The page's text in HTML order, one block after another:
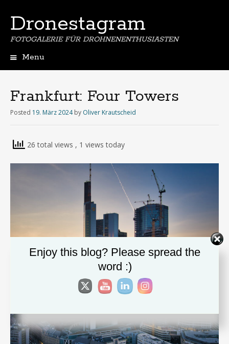
Dronestagram
FOTOGALERIE FÜR DROHNENENTHUSIASTEN
Menu
Frankfurt: Four Towers
Posted 19. März 2024 by Oliver Krautscheid
26 total views , 1 views today
Enjoy this blog? Please spread the
word :)